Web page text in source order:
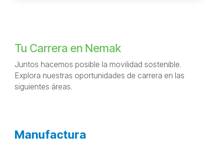
Tu Carrera en Nemak
Juntos hacemos posible la movilidad sostenible.
Explora nuestras oportunidades de carrera en las
siguientes áreas.
Manufactura